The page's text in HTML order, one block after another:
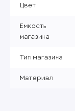
Цвет
Емкость
магазина
Тип магазина
Материал